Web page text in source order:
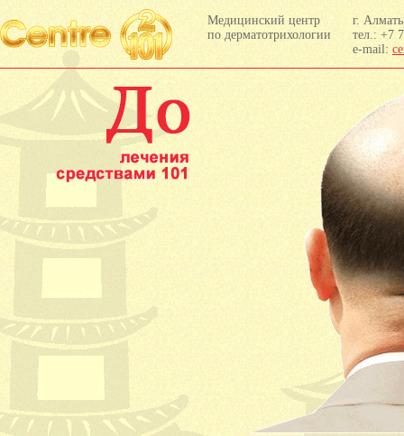
Медицинский центр
по дерматотрихологии
г.
тел.: +7
e-mail: